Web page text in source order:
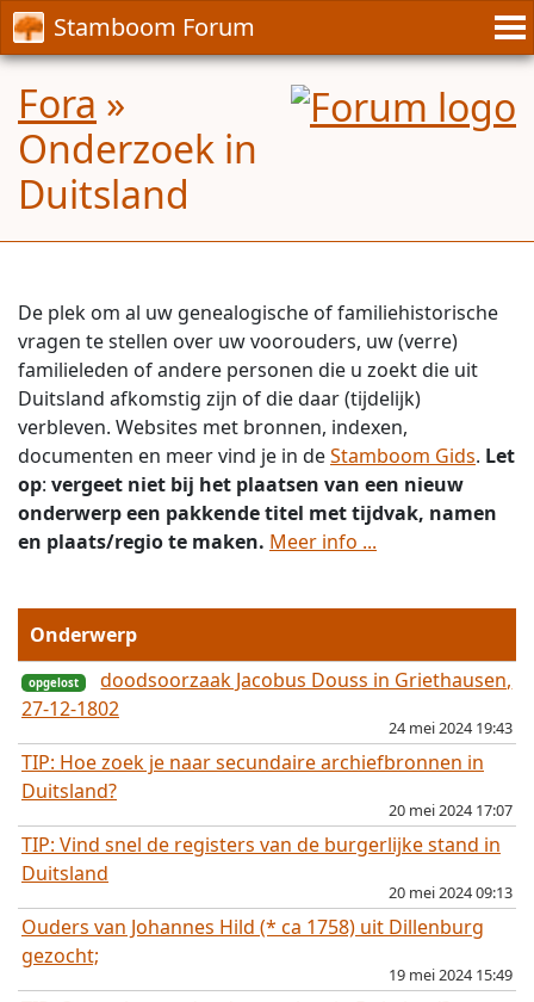
Stamboom Forum
Fora »
Onderzoek in
Duitsland
De plek om al uw genealogische of familiehistorische
vragen te stellen over uw voorouders, uw (verre)
familieleden of andere personen die u zoekt die uit
Duitsland afkomstig zijn of die daar (tijdelijk)
verbleven. Websites met bronnen, indexen,
documenten en meer vind je in deStamboom Gids. Let
op: vergeet niet bij het plaatsen van een nieuw
onderwerp een pakkende titel met tijdvak, namen
en plaats/regio te maken. Meer info ...
Onderwerp
opgelost
doodsoorzaak Jacobus Douss in Griethausen,
27-12-1802
24 mei 2024 19:43
TIP: Hoe zoek je naar secundaire archiefbronnen in
Duitsland?
20 mei 2024 17:07
TIP: Vind snel de registers van de burgerlijke stand in
Duitsland
20 mei 2024 09:13
Ouders van Johannes Hild (* ca 1758) uit Dillenburg
gezocht;
19 mei 2024 15:49